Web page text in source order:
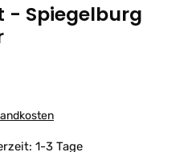
- Spiegelburg
1-3 Tage